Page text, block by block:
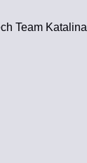
Team Katalina